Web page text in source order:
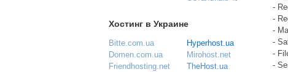
-
-
-
-
-
-
Хостинг в Украине
Bitte.com.ua
Domen.com.ua
Friendhosting.net
Hyperhost.ua
Mirohost.net
TheHost.ua